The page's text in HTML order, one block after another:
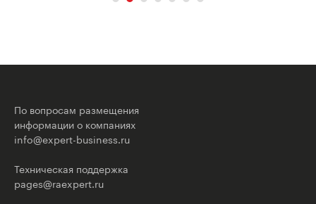
По вопросам размещения
информации о компаниях
info@expert-business.ru
Техническая поддержка
pages@raexpert.ru